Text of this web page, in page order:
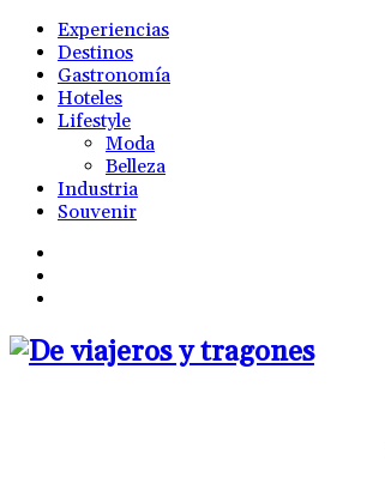
Experiencias
Destinos
Gastronomía
Hoteles
Lifestyle
Moda
Belleza
Industria
Souvenir